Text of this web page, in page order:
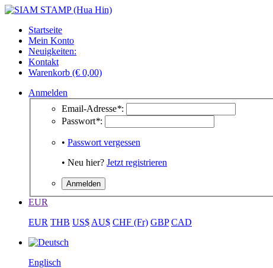
Startseite
Mein Konto
Neuigkeiten:
Kontakt
Warenkorb (€ 0,00)
Anmelden
Email-Adresse*:
Passwort*:
• Passwort vergessen
• Neu hier? Jetzt registrieren
EUR
EUR THB US$ AU$ CHF (Fr) GBP CAD
Englisch